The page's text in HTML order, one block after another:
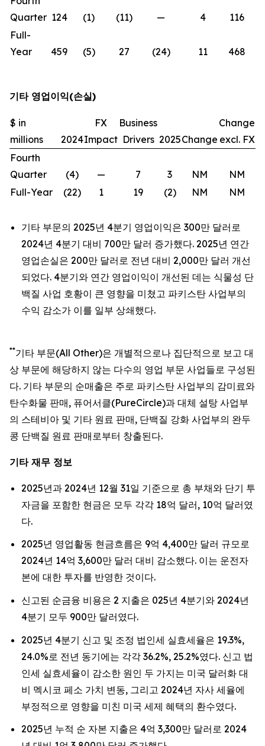
Quarter 124 (1) (11) — 4 116
Full-
Year
459 (5) 27 (24) 11 468
기타 영업이익(손실)
$ in
millions
2024
FX
Impact
Business
Drivers 2025Change
Change
excl. FX
Fourth
Quarter
(4) — 7 3 NM
NM
Full-Year
(22) 1 19 (2) NM NM
기타 부문의 2025년 4분기 영업이익은 300만 달러로
2024년 4분기 대비 700만 달러 증가했다. 2025년 연간
영업손실은 200만 달러로 전년 대비 2,000만 달러 개선
되었다. 4분기와 연간 영업이익이 개선된 데는 식물성 단
백질 사업 호황이 큰 영향을 미쳤고 파키스탄 사업부의
수익 감소가 이를 일부 상쇄했다.
**기타 부문(All Other)은 개별적으로나 집단적으로 보고 대
상 부문에 해당하지 않는 다수의 영업 부문 사업들로 구성된
다. 기타 부문의 순매출은 주로 파키스탄 사업부의 감미료와
탄수화물 판매, 퓨어서클(PureCircle)과 대체 설탕 사업부
의 스테비아 및 기타 원료 판매, 단백질 강화 사업부의 완두
콩 단백질 원료 판매로부터 창출된다.
기타 재무 정보
2025년과 2024년 12월 31일 기준으로 총 부채와 단기 투
자금을 포함한 현금은 모두 각각 18억 달러, 10억 달러였
다.
2025년 영업활동 현금흐름은 9억 4,400만 달러 규모로
2024년 14억 3,600만 달러 대비 감소했다. 이는 운전자
본에 대한 투자를 반영한 것이다.
신고된 순금융 비용은 2 지출은 025년 4분기와 2024년
4분기 모두 900만 달러였다.
2025년 4분기 신고 및 조정 법인세 실효세율은 19.3%,
24.0%로 전년 동기에는 각각 36.2%, 25.2%였다. 신고 법
인세 실효세율이 감소한 원인 두 가지는 미국 달러화 대
비 멕시코 페소 가치 변동, 그리고 2024년 자사 세율에
부정적으로 영향을 미친 미국 세제 혜택의 환수였다.
2025년 누적 순 자본 지출은 4억 3,300만 달러로 2024